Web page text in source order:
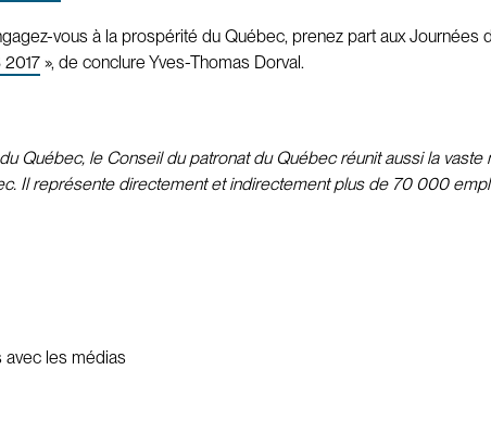
vous à la prospérité du Québec, prenez part aux
2017 », de conclure Yves-Thomas Dorval.
Québec, le Conseil du patronat du Québec réunit aussi la
Il représente directement et indirectement plus de 70 000
avec les médias